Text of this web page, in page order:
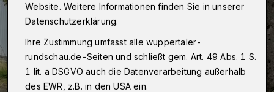
Website. Weitere Informationen finden Sie in unserer
Datenschutzerklärung.
Ihre Zustimmung umfasst alle wuppertaler-
rundschau.de-Seiten und schließt gem. Art. 49 Abs. 1 S.
1 lit. a DSGVO auch die Datenverarbeitung außerhalb
des EWR, z.B. in den USA ein.